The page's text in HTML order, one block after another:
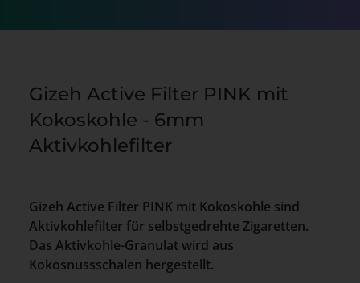
Gizeh Active Filter PINK mit
Kokoskohle - 6mm
Aktivkohlefilter
Gizeh Active Filter PINK mit Kokoskohle sind
Aktivkohlefilter für selbstgedrehte Zigaretten.
Das Aktivkohle-Granulat wird aus
Kokosnussschalen hergestellt.